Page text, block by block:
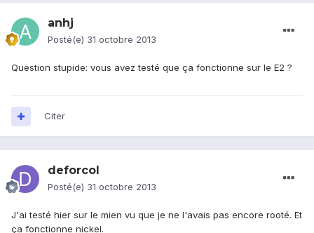
anhj
Posté(e) 31 octobre 2013
Question stupide: vous avez testé que ça fonctionne sur le E2 ?
Citer
deforcol
Posté(e) 31 octobre 2013
J'ai testé hier sur le mien vu que je ne l'avais pas encore rooté. Et
ça fonctionne nickel.